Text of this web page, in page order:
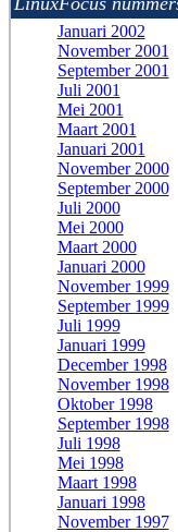
Januari 2002
November 2001
September 2001
Juli 2001
Mei 2001
Maart 2001
Januari 2001
November 2000
September 2000
Juli 2000
Mei 2000
Maart 2000
Januari 2000
November 1999
September 1999
Juli 1999
Januari 1999
December 1998
November 1998
Oktober 1998
September 1998
Juli 1998
Mei 1998
Maart 1998
Januari 1998
November 1997